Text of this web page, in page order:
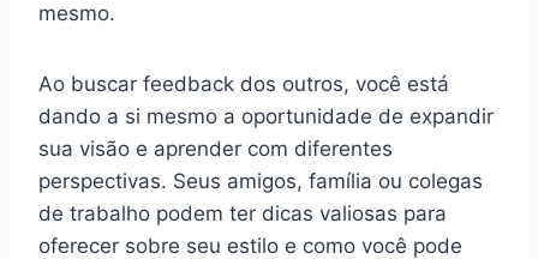
mesmo.
Ao buscar feedback dos outros, você está
dando a si mesmo a oportunidade de expandir
sua visão e aprender com diferentes
perspectivas. Seus amigos, família ou colegas
de trabalho podem ter dicas valiosas para
oferecer sobre seu estilo e como você pode